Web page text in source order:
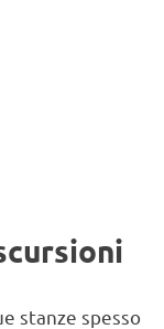
stanze spesso